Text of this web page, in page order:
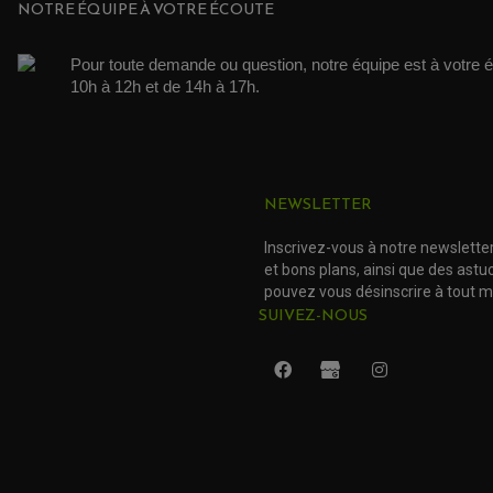
NOTRE ÉQUIPE À VOTRE ÉCOUTE
Pour toute demande ou question, notre équipe est à votre
10h à 12h et de 14h à 17h.
NEWSLETTER
Inscrivez-vous à notre
et bons plans, ainsi que des
pouvez vous désinscrire à tout
SUIVEZ-NOUS